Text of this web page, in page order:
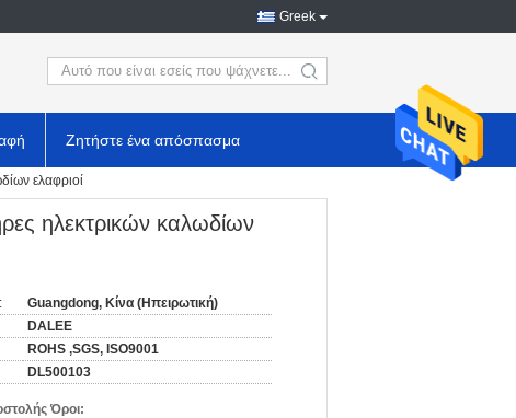
Greek
search
Ζητήστε ένα απόσπασμα
ελαφριοί
ηλεκτρικών καλωδίων
Guangdong, Κίνα (Ηπειρωτική)
DALEE
ROHS ,SGS, ISO9001
DL500103
Όροι: